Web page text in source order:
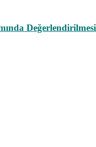
Değerlendirilmesi